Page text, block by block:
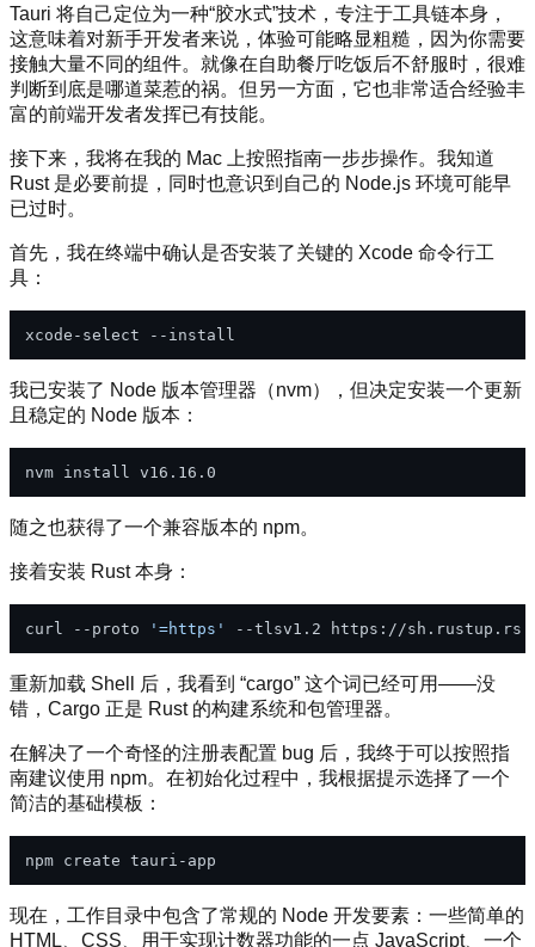
Tauri 将自己定位为一种“胶水式”技术，专注于工具链本身，
这意味着对新手开发者来说，体验可能略显粗糙，因为你需要
接触大量不同的组件。就像在自助餐厅吃饭后不舒服时，很难
判断到底是哪道菜惹的祸。但另一方面，它也非常适合经验丰
富的前端开发者发挥已有技能。
接下来，我将在我的 Mac 上按照指南一步步操作。我知道
Rust 是必要前提，同时也意识到自己的 Node.js 环境可能早
已过时。
首先，我在终端中确认是否安装了关键的 Xcode 命令行工
具：
我已安装了 Node 版本管理器（nvm），但决定安装一个更新
且稳定的 Node 版本：
随之也获得了一个兼容版本的 npm。
接着安装 Rust 本身：
curl --proto '=https'
重新加载 Shell 后，我看到 “cargo” 这个词已经可用——没
错，Cargo 正是 Rust 的构建系统和包管理器。
在解决了一个奇怪的注册表配置 bug 后，我终于可以按照指
南建议使用 npm。在初始化过程中，我根据提示选择了一个
简洁的基础模板：
现在，工作目录中包含了常规的 Node 开发要素：一些简单的
HTML、CSS、用于实现计数器功能的一点 JavaScript、一个